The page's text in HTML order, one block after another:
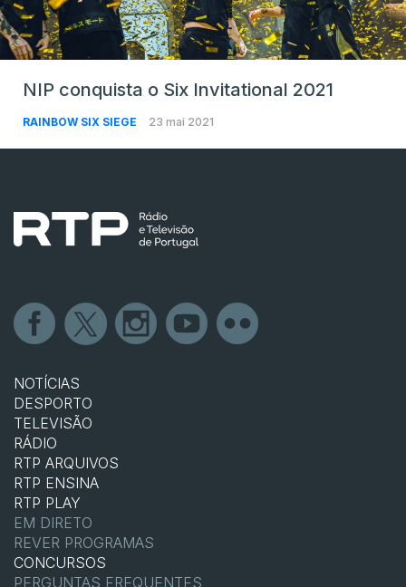
NIP conquista o Six Invitational 2021
RAINBOW SIX SIEGE 23 mai 2021
NOTÍCIAS
DESPORTO
TELEVISÃO
RÁDIO
RTP ARQUIVOS
RTP ENSINA
RTP PLAY
EM DIRETO
REVER PROGRAMAS
CONCURSOS
PERGUNTAS FREQUENTES